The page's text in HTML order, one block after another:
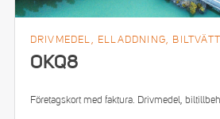
DRIVMEDEL, ELLADDNING, BILTVÄTT
OKQ8
Företagskort med faktura. Drivmedel,